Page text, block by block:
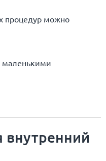
процедур можно
маленькими
внутренний